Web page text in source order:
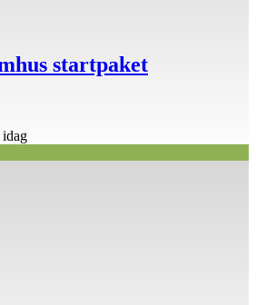
startpaket